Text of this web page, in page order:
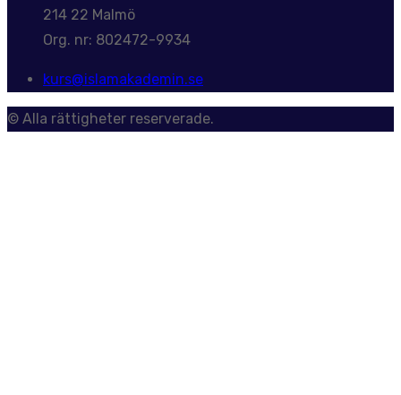
214 22 Malmö
Org. nr: 802472-9934
kurs@islamakademin.se
© Alla rättigheter reserverade.